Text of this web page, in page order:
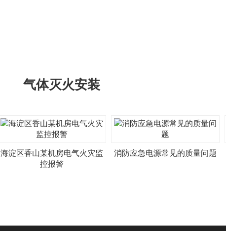
气体灭火安装
海淀区香山某机房电气火灾监
控报警
消防应急电源常见的质量问题